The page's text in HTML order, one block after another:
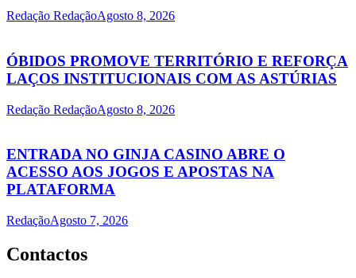
Redação RedaçãoAgosto 8, 2026
ÓBIDOS PROMOVE TERRITÓRIO E REFORÇA
LAÇOS INSTITUCIONAIS COM AS ASTÚRIAS
Redação RedaçãoAgosto 8, 2026
ENTRADA NO GINJA CASINO ABRE O
ACESSO AOS JOGOS E APOSTAS NA
PLATAFORMA
RedaçãoAgosto 7, 2026
Contactos